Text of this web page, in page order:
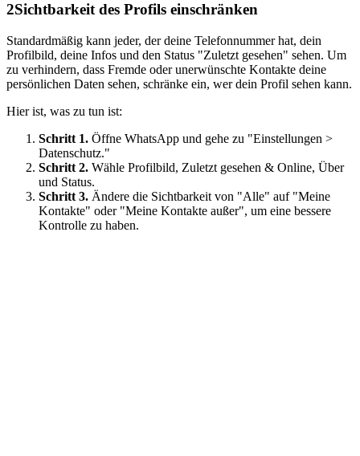
2Sichtbarkeit des Profils einschränken
Standardmäßig kann jeder, der deine Telefonnummer hat, dein
Profilbild, deine Infos und den Status "Zuletzt gesehen" sehen. Um
zu verhindern, dass Fremde oder unerwünschte Kontakte deine
persönlichen Daten sehen, schränke ein, wer dein Profil sehen kann.
Hier ist, was zu tun ist:
Schritt 1. Öffne WhatsApp und gehe zu "Einstellungen >
Datenschutz."
Schritt 2. Wähle Profilbild, Zuletzt gesehen & Online, Über
und Status.
Schritt 3. Ändere die Sichtbarkeit von "Alle" auf "Meine
Kontakte" oder "Meine Kontakte außer", um eine bessere
Kontrolle zu haben.